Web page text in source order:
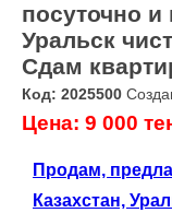
посуточно и
Уральск
Сдам
Код: 2025500
Цена: 9 000
Продам,
Казахстан,